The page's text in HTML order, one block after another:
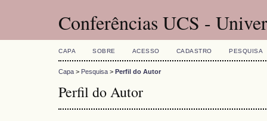
Conferências UCS -
CAPA SOBRE ACESSO CADASTRO PESQUISA
Capa > Pesquisa > Perfil do Autor
Perfil do Autor